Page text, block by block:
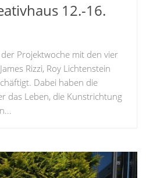
12.-16.
Projektwoche mit den vier
Rizzi, Roy Lichtenstein
Dabei haben die
das Leben, die Kunstrichtung